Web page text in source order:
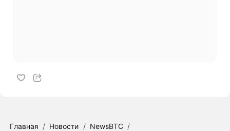
Главная / Новости / NewsBTC /